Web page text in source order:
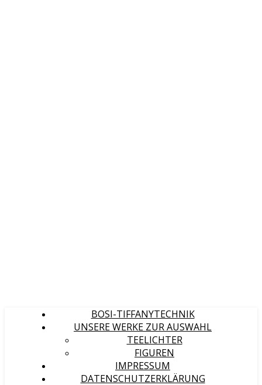
BOSI-TIFFANYTECHNIK
UNSERE WERKE ZUR AUSWAHL
TEELICHTER
FIGUREN
IMPRESSUM
DATENSCHUTZERKLÄRUNG